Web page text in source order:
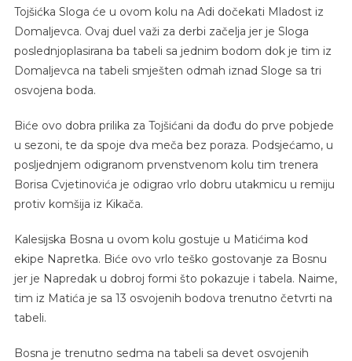
Tojšićka Sloga će u ovom kolu na Adi dočekati Mladost iz
Domaljevca. Ovaj duel važi za derbi začelja jer je Sloga
poslednjoplasirana ba tabeli sa jednim bodom dok je tim iz
Domaljevca na tabeli smješten odmah iznad Sloge sa tri
osvojena boda.
Biće ovo dobra prilika za Tojšićani da dođu do prve pobjede
u sezoni, te da spoje dva meča bez poraza. Podsjećamo, u
posljednjem odigranom prvenstvenom kolu tim trenera
Borisa Cvjetinovića je odigrao vrlo dobru utakmicu u remiju
protiv komšija iz Kikača.
Kalesijska Bosna u ovom kolu gostuje u Matićima kod
ekipe Napretka. Biće ovo vrlo teško gostovanje za Bosnu
jer je Napredak u dobroj formi što pokazuje i tabela. Naime,
tim iz Matića je sa 13 osvojenih bodova trenutno četvrti na
tabeli.
Bosna je trenutno sedma na tabeli sa devet osvojenih